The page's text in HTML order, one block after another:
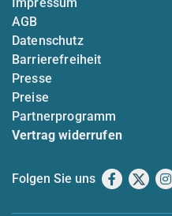
Impressum
AGB
Datenschutz
Barrierefreiheit
Presse
Preise
Partnerprogramm
Vertrag widerrufen
Folgen Sie uns Facebook
X